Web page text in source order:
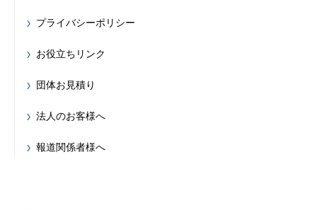
プライバシーポリシー
お役立ちリンク
団体お見積り
法人のお客様へ
報道関係者様へ